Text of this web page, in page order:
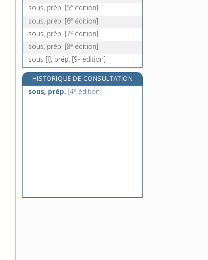
sous, prép. [5e édition]
sous, prép. [6e édition]
sous, prép. [7e édition]
sous, prép. [8e édition]
sous [I], prép. [9e édition]
HISTORIQUE DE CONSULTATION
sous, prép. [4e édition]